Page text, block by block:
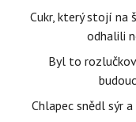
Cukr, který stojí na
odhalili
Byl to
Chlapec snědl sýr